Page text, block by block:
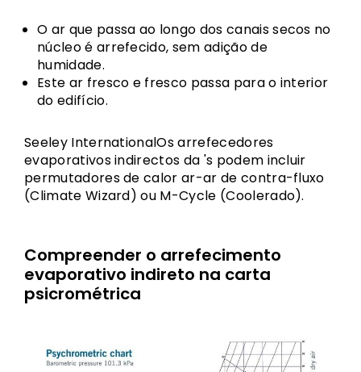
O ar que passa ao longo dos canais secos no
núcleo é arrefecido, sem adição de
humidade.
Este ar fresco e fresco passa para o interior
do edifício.
Seeley InternationalOs arrefecedores
evaporativos indirectos da 's podem incluir
permutadores de calor ar-ar de contra-fluxo
(Climate Wizard) ou M-Cycle (Coolerado).
Compreender o arrefecimento
evaporativo indireto na carta
psicrométrica